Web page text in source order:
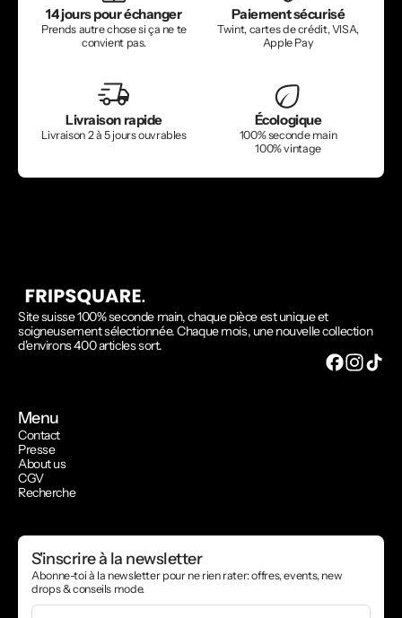
14 jours pour échanger
Prends autre chose si ça ne te
convient pas.
Paiement sécurisé
Twint, cartes de crédit, VISA,
Apple Pay
Livraison rapide
Livraison 2 à 5 jours ouvrables
Écologique
100% seconde main
100% vintage
Site suisse 100% seconde main, chaque pièce est unique et
soigneusement sélectionnée. Chaque mois, une nouvelle collection
d'environs 400 articles sort.
Menu
Contact
Presse
About us
CGV
Recherche
S'inscrire à la newsletter
Abonne-toi à la newsletter pour ne rien rater: offres, events, new
drops & conseils mode.